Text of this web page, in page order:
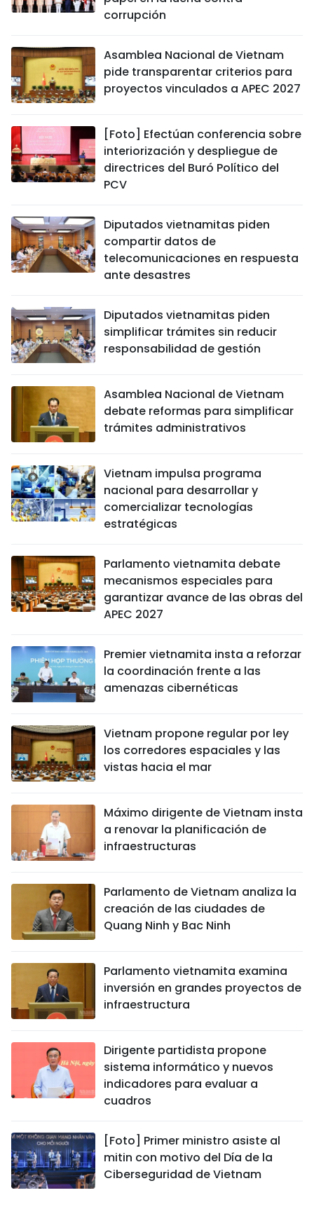
corrupción
Asamblea Nacional de Vietnam
pide transparentar criterios para
proyectos vinculados a APEC 2027
[Foto] Efectúan conferencia sobre
interiorización y despliegue de
directrices del Buró Político del
PCV
Diputados vietnamitas piden
compartir datos de
telecomunicaciones en respuesta
ante desastres
Diputados vietnamitas piden
simplificar trámites sin reducir
responsabilidad de gestión
Asamblea Nacional de Vietnam
debate reformas para simplificar
trámites administrativos
Vietnam impulsa programa
nacional para desarrollar y
comercializar tecnologías
estratégicas
Parlamento vietnamita debate
mecanismos especiales para
garantizar avance de las obras del
APEC 2027
Premier vietnamita insta a reforzar
la coordinación frente a las
amenazas cibernéticas
Vietnam propone regular por ley
los corredores espaciales y las
vistas hacia el mar
Máximo dirigente de Vietnam insta
a renovar la planificación de
infraestructuras
Parlamento de Vietnam analiza la
creación de las ciudades de
Quang Ninh y Bac Ninh
Parlamento vietnamita examina
inversión en grandes proyectos de
infraestructura
Dirigente partidista propone
sistema informático y nuevos
indicadores para evaluar a
cuadros
[Foto] Primer ministro asiste al
mitin con motivo del Día de la
Ciberseguridad de Vietnam